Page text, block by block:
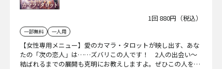
1回 880円（税込）
一部無料 一人用
【女性専用メニュー】愛のカマラ・タロットが映し出す、あな
たの「次の恋人」は……ズバリこの人です！ 2人の出会い〜
結ばれるまでの展開も克明にお教えしますよ。ぜひこの人を見